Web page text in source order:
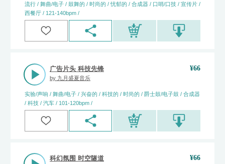
流行 / 舞曲/电子 / 鼓舞的 / 时尚的 / 忧郁的 / 合成器 / 口哨/口技 / 宣传片 /
西餐厅 / 121-140bpm /
广告片头 科技先锋
by 九月盛夏音乐
¥66
实验/声响 / 舞曲/电子 / 兴奋的 / 科技的 / 时尚的 / 爵士鼓/电子鼓 / 合成器
/ 科技 / 汽车 / 101-120bpm /
科幻氛围 时空隧道 ¥66